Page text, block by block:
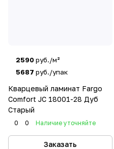
2590 руб./м²
5687 руб./упак
Кварцевый ламинат Fargo
Comfort JC 18001-28 Дуб
Старый
0 0 Наличие уточняйте
Заказать